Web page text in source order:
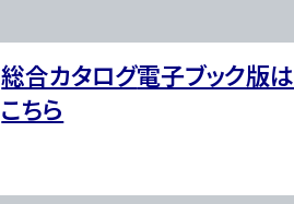
総合カタログ電子ブック版は
こちら